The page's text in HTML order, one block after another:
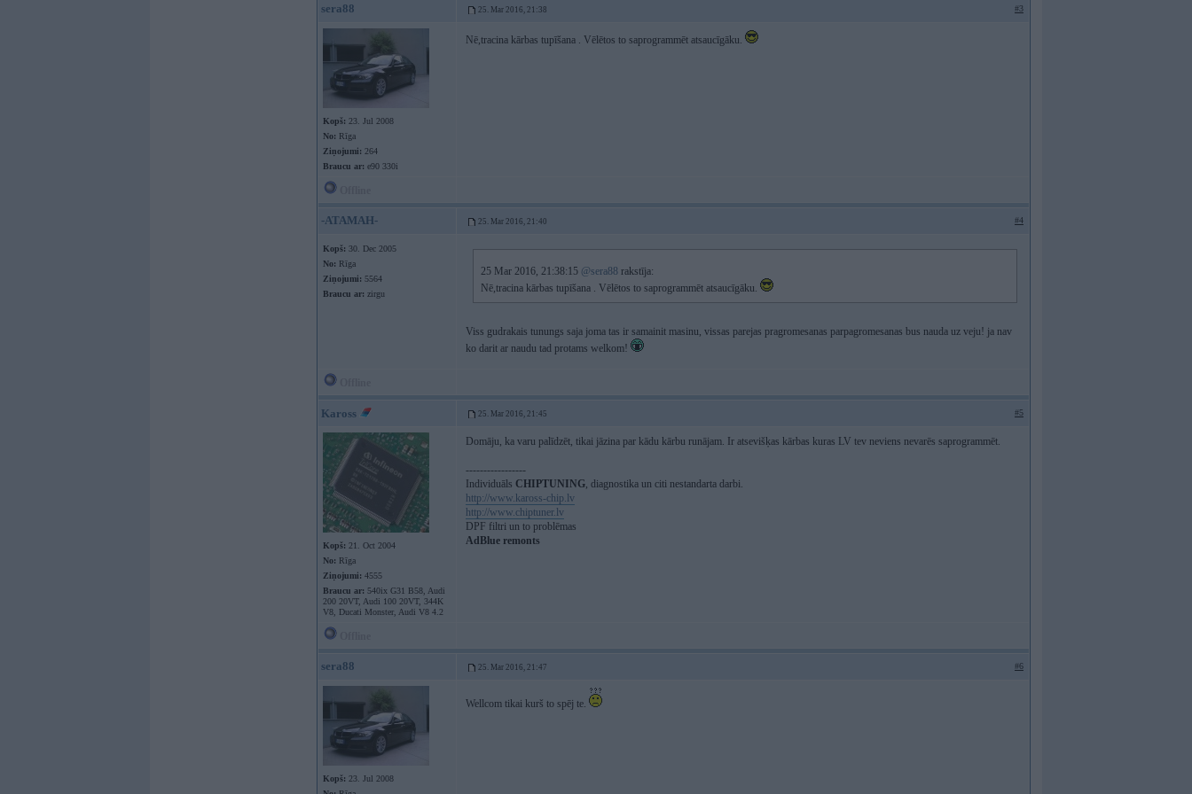
sera88 25. Mar 2016, 21:38 #3
Kopš: 23. Jul 2008
No: Rīga
Ziņojumi: 264
Braucu ar: e90 330i
Nē,tracina kārbas tupīšana . Vēlētos to saprogrammēt atsaucīgāku.
-ATAMAH- 25. Mar 2016, 21:40 #4
Kopš: 30. Dec 2005
No: Rīga
Ziņojumi: 5564
Braucu ar: zirgu
25 Mar 2016, 21:38:15 @sera88 rakstīja:
Nē,tracina kārbas tupīšana . Vēlētos to saprogrammēt atsaucīgāku.
Viss gudrakais tunungs saja joma tas ir samainit masinu, vissas parejas pragromesanas parpagromesanas bus nauda uz veju! ja nav
ko darit ar naudu tad protams welkom!
Kaross 25. Mar 2016, 21:45 #5
Kopš: 21. Oct 2004
No: Rīga
Ziņojumi: 4555
Braucu ar: 540ix G31 B58, Audi
200 20VT, Audi 100 20VT, 344K
V8, Ducati Monster, Audi V8 4.2
Domāju, ka varu palīdzēt, tikai jāzina par kādu kārbu runājam. Ir atsevišķas kārbas kuras LV tev neviens nevarēs saprogrammēt.
-----------------
Individuāls CHIPTUNING, diagnostika un citi nestandarta darbi.
http://www.kaross-chip.lv
http://www.chiptuner.lv
DPF filtri un to problēmas
AdBlue remonts
sera88 25. Mar 2016, 21:47 #6
Kopš: 23. Jul 2008
Wellcom tikai kurš to spēj te.